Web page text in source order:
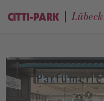
Lübeck